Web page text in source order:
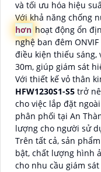
và tối ưu hóa hiệu
Với khả năng chống
hơn hoạt động ổn
nghệ ban đêm
điều kiện thiếu sáng,
30m, giúp giám sát
Với thiết kế vỏ thân
HFW1230S1-S5 trở
cho việc lắp đặt
phân phối tại An
lượng cho người sử
Trên tất cả, sản
bật, chất lượng hình
cho nhu cầu giám